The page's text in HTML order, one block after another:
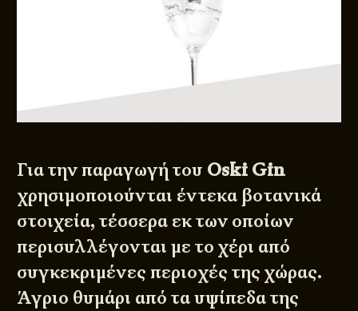
Για την παραγωγή του Oski Gin
χρησιμοποιούνται έντεκα βοτανικά
στοιχεία, τέσσερα εκ των οποίων
περισυλλέγονται με το χέρι από
συγκεκριμένες περιοχές της χώρας.
Άγριο θυμάρι από τα υψίπεδα της